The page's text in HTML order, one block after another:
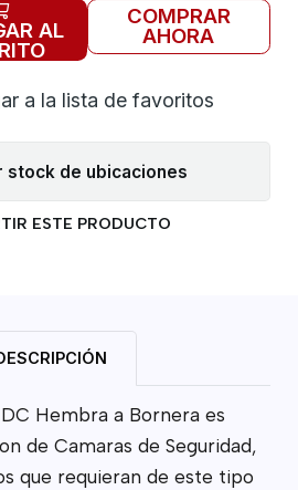
AL
COMPRAR
AHORA
a la lista de favoritos
stock de ubicaciones
ESTE PRODUCTO
Hembra a Bornera es
de Camaras de Seguridad,
que requieran de este tipo